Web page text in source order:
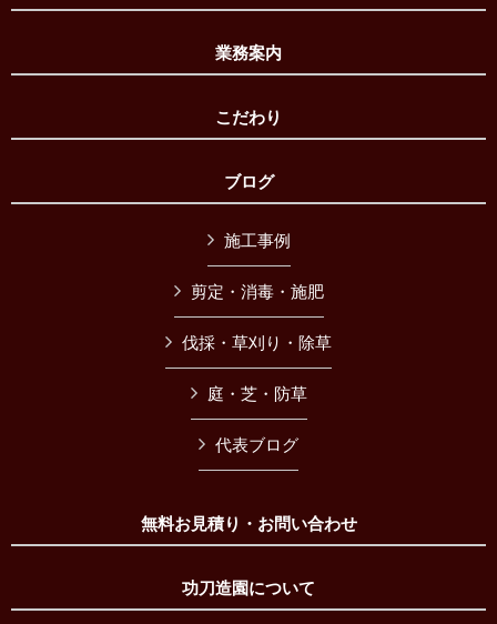
業務案内
こだわり
ブログ
施工事例
剪定・消毒・施肥
伐採・草刈り・除草
庭・芝・防草
代表ブログ
無料お見積り・お問い合わせ
功刀造園について